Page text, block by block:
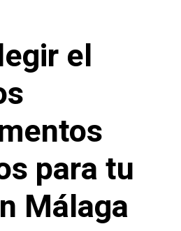
el
para tu
Málaga